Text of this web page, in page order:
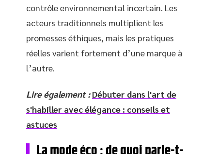
contrôle environnemental incertain. Les
acteurs traditionnels multiplient les
promesses éthiques, mais les pratiques
réelles varient fortement d’une marque à
l’autre.
Lire également : Débuter dans l'art de
s'habiller avec élégance : conseils et
astuces